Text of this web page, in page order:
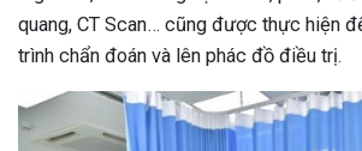
quang, CT Scan… cũng được thực hiện
trình chẩn đoán và lên phác đồ điều trị.